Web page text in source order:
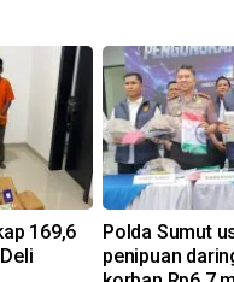
169,6
Polda Sumut
penipuan